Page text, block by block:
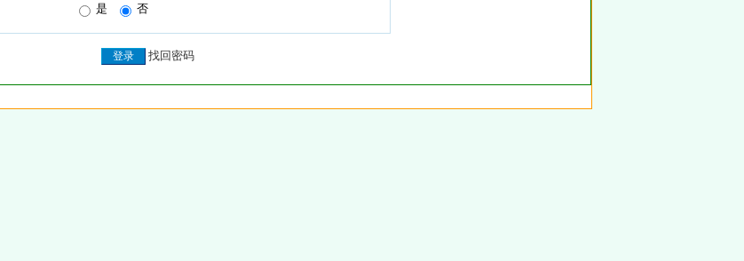
是 否
找回密码